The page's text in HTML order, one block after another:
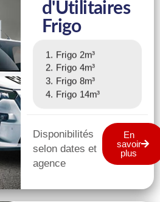
d'Utilitaires
Frigo
Frigo 2m³
Frigo 4m³
Frigo 8m³
Frigo 14m³
Disponibilités
selon dates et
agence
En
savoir
plus